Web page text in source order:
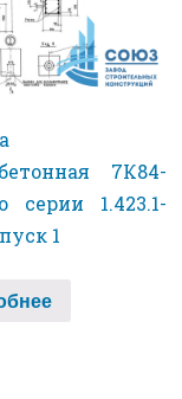
7К84-
серии 1.423.1-
1